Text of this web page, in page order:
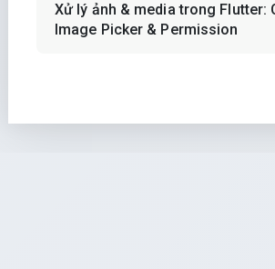
Xử lý ảnh & media trong Flutter:
Image Picker & Permission